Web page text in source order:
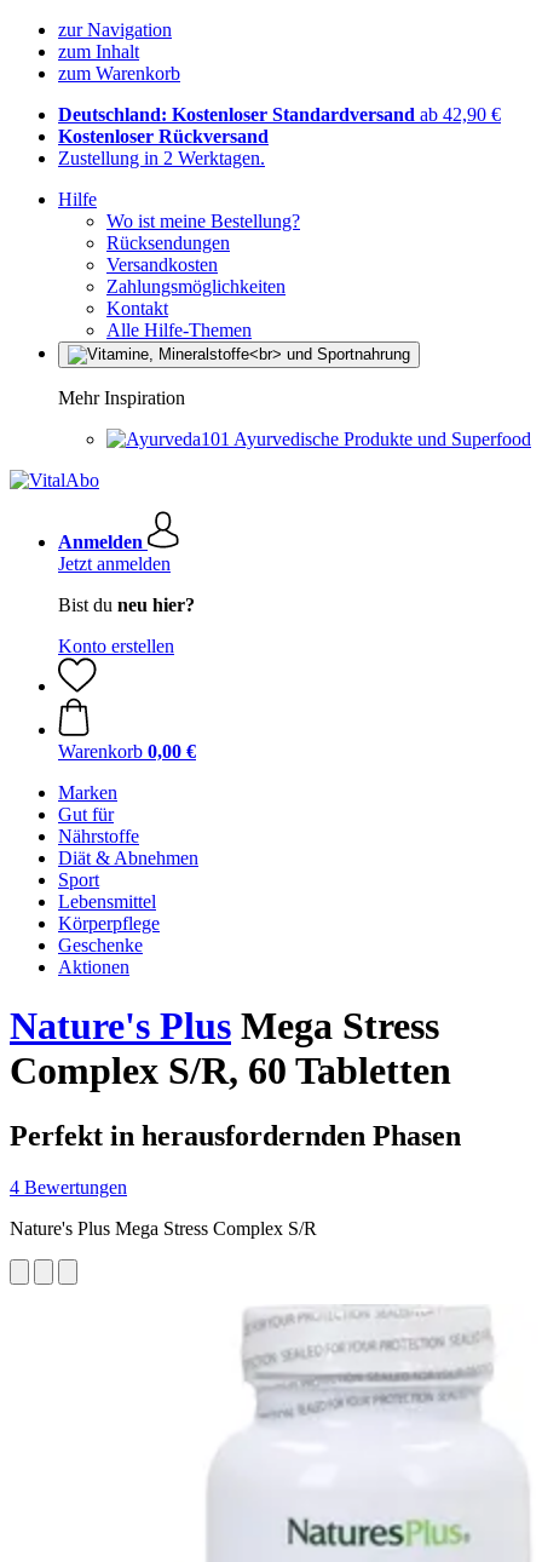
zur Navigation
zum Inhalt
zum Warenkorb
Deutschland: Kostenloser Standardversand ab 42,90 €
Kostenloser Rückversand
Zustellung in 2 Werktagen.
Hilfe
Wo ist meine Bestellung?
Rücksendungen
Versandkosten
Zahlungsmöglichkeiten
Kontakt
Alle Hilfe-Themen
Mehr Inspiration
Ayurvedische Produkte und Superfood
Anmelden
Jetzt anmelden
Bist du neu hier?
Konto erstellen
Warenkorb 0,00 €
Marken
Gut für
Nährstoffe
Diät & Abnehmen
Sport
Lebensmittel
Körperpflege
Geschenke
Aktionen
Nature's Plus Mega Stress
Complex S/R, 60 Tabletten
Perfekt in herausfordernden Phasen
4 Bewertungen
Nature's Plus Mega Stress Complex S/R